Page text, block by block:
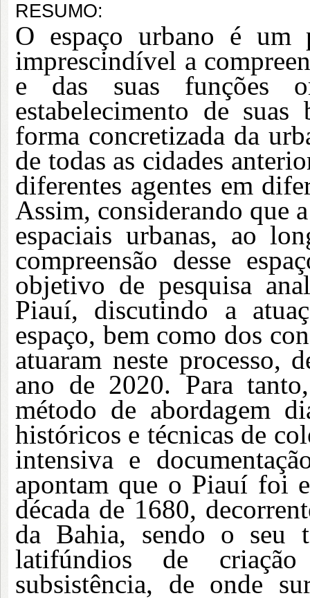
RESUMO:
O espaço urbano é um
imprescindível a
e das suas funções
estabelecimento de
forma concretizada da
de todas as cidades
diferentes agentes em
Assim, considerando que
espaciais urbanas, ao
compreensão desse
objetivo de pesquisa
Piauí, discutindo a
espaço, bem como dos
atuaram neste
ano de 2020. Para
método de abordagem
históricos e técnicas de
intensiva e
apontam que o Piauí foi
década de 1680,
da Bahia, sendo o seu
latifúndios de
subsistência, de onde